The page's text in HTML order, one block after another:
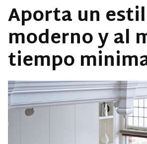
Aporta un
moderno y al
tiempo